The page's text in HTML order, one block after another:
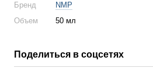
Бренд
NMP
Объем
50 мл
Поделиться в соцсетях